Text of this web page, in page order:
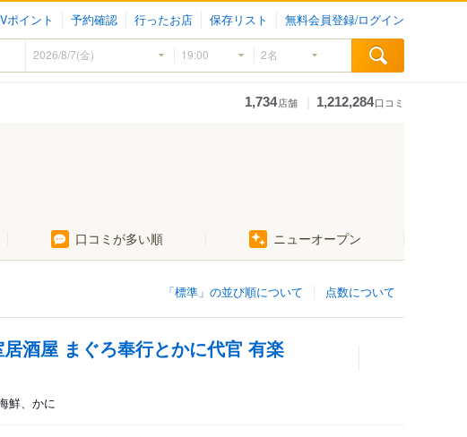
ポイント 予約確認 行ったお店 保存リスト 無料会員登録/ログイン
1,734店舗 1,212,284口コミ
口コミが多い順 ニューオープン
点数について
「標準」の並び順について
酒屋 まぐろ奉行とかに代官 有楽
鮮、かに